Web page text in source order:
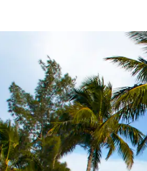
מגע או החלקה.